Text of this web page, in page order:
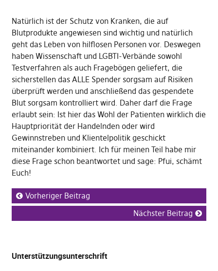
Natürlich ist der Schutz von Kranken, die auf
Blutprodukte angewiesen sind wichtig und natürlich
geht das Leben von hilflosen Personen vor. Deswegen
haben Wissenschaft und LGBTI-Verbände sowohl
Testverfahren als auch Fragebögen geliefert, die
sicherstellen das ALLE Spender sorgsam auf Risiken
überprüft werden und anschließend das gespendete
Blut sorgsam kontrolliert wird. Daher darf die Frage
erlaubt sein: Ist hier das Wohl der Patienten wirklich die
Hauptpriorität der Handelnden oder wird
Gewinnstreben und Klientelpolitik geschickt
miteinander kombiniert. Ich für meinen Teil habe mir
diese Frage schon beantwortet und sage: Pfui, schämt
Euch!
Vorheriger Beitrag
Nächster Beitrag
Unterstützungsunterschrift